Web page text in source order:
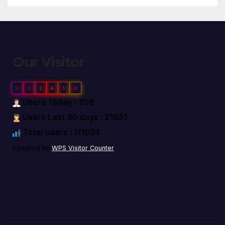
1 1 1 6 3 4
Users Today : 308
Users Last 30 days : 21651
Total Users : 111634
Powered By WPS Visitor Counter